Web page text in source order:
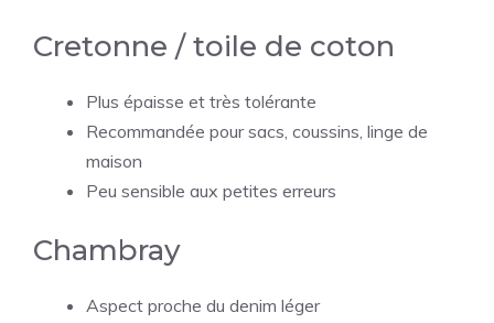
Cretonne / toile de coton
Plus épaisse et très tolérante
Recommandée pour sacs, coussins, linge de
maison
Peu sensible aux petites erreurs
Chambray
Aspect proche du denim léger